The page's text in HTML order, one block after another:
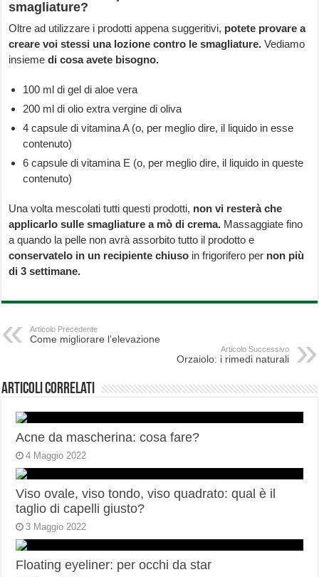
smagliature?
Oltre ad utilizzare i prodotti appena suggeritivi, potete provare a
creare voi stessi una lozione contro le smagliature. Vediamo
insiemedi cosa avete bisogno.
100 ml di gel di aloe vera
200 ml di olio extra vergine di oliva
4 capsule di vitamina A (o, per meglio dire, il liquido in esse
contenuto)
6 capsule di vitamina E (o, per meglio dire, il liquido in queste
contenuto)
Una volta mescolati tutti questi prodotti, non vi resterà che
applicarlo sulle smagliature a mò di crema. Massaggiate fino
a quando la pelle non avrà assorbito tutto il prodotto e
conservatelo in un recipiente chiuso in frigorifero per non più
di 3 settimane.
Articolo Precedente
Come migliorare l’elevazione
Articolo Successivo
Orzaiolo: i rimedi naturali
Articoli correlati
Acne da mascherina: cosa fare?
4 Maggio 2022
Viso ovale, viso tondo, viso quadrato: qual è il
taglio di capelli giusto?
3 Maggio 2022
Floating eyeliner: per occhi da star